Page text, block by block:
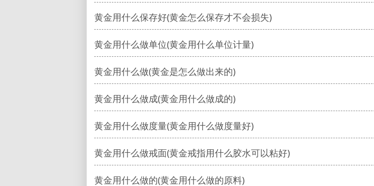
黄金用什么保存好(黄金怎么保存才不会损失)
黄金用什么做单位(黄金用什么单位计量)
黄金用什么做(黄金是怎么做出来的)
黄金用什么做成(黄金用什么做成的)
黄金用什么做度量(黄金用什么做度量好)
黄金用什么做戒面(黄金戒指用什么胶水可以粘好)
黄金用什么做的(黄金用什么做的原料)